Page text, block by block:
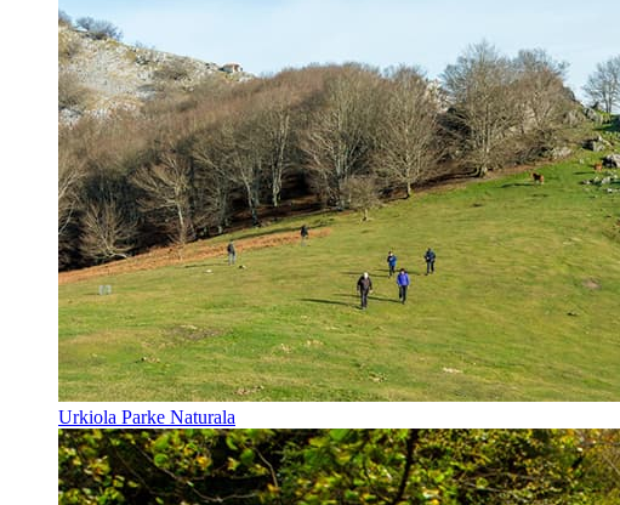
Urkiola Parke Naturala